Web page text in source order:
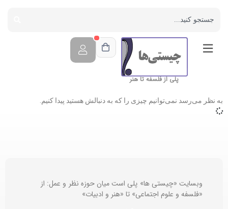
پلی از فلسفه تا هنر
به نظر می‌رسد نمی‌توانیم چیزی را که به دنبالش هستید پیدا کنیم.
وبسایت «چیستی ها» پلی است میان حوزه نظر و عمل: از
«فلسفه و علوم اجتماعی» تا «هنر و ادبیات»